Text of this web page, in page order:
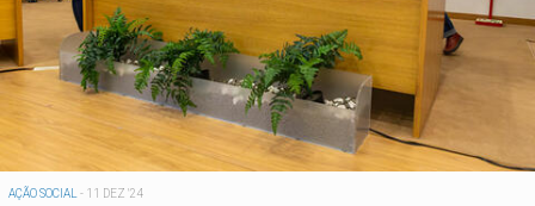
AÇÃO SOCIAL - 11 DEZ '24